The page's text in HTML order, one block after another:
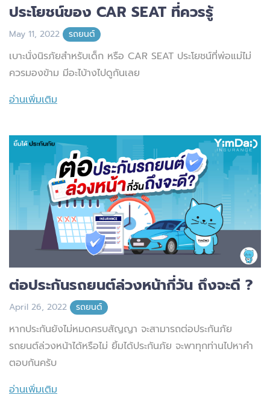
ประโยชน์ของ CAR SEAT ที่ควรรู้
May 11, 2022 รถยนต์
เบาะนั่งนิรภัยสำหรับเด็ก หรือ CAR SEAT ประโยชน์ที่พ่อแม่ไม่
ควรมองข้าม มีอะไบ้างไปดูกันเลย
อ่านเพิ่มเติม
ต่อประกันรถยนต์ล่วงหน้ากี่วัน ถึงจะดี ?
April 26, 2022 รถยนต์
หากประกันยังไม่หมดครบสัญญา จะสามารถต่อประกันภัย
รถยนต์ล่วงหน้าได้หรือไม่ ยิ้มได้ประกันภัย จะพาทุกท่านไปหาคำ
ตอบกันครับ
อ่านเพิ่มเติม